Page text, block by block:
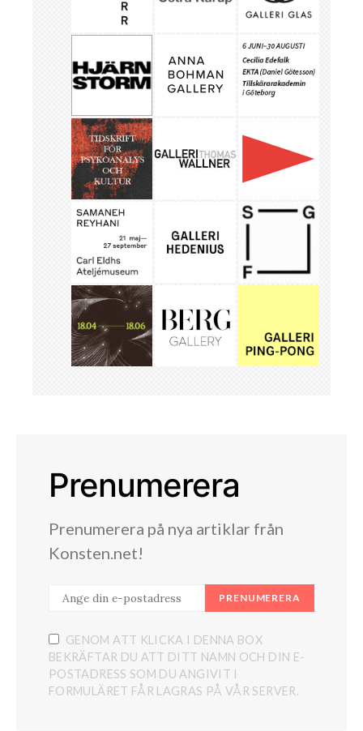
Prenumerera
Prenumerera på nya artiklar från
Konsten.net!
PRENUMERERA
GENOM ATT KLICKA I DENNA BOX
BEKRÄFTAR DU ATT DITT NAMN OCH DIN E-
POSTADRESS SOM DU ANGIVIT I
FORMULÄRET FÅR LAGRAS PÅ VÅR SERVER.